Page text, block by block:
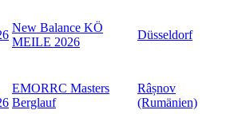
New Balance KÖ
MEILE 2026
Düsseldorf
EMORRC Masters
Berglauf
Râșnov
(Rumänien)